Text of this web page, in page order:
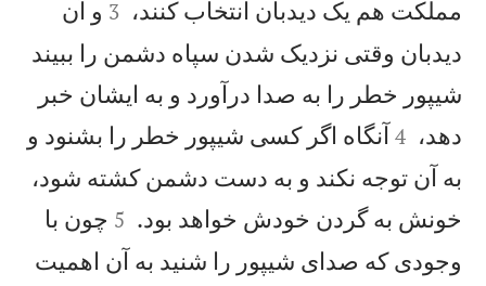
مملكت هم يک دیدبان انتخاب كنند، 

3 و آن
دیدبان وقتی نزديک شدن سپاه دشمن را ببيند
شيپور خطر را به صدا درآورد و به ايشان خبر
دهد، 

4 آنگاه اگر كسی شيپور خطر را بشنود و
به آن توجه نكند و به دست دشمن كشته شود،
خونش به گردن خودش خواهد بود. 

5 چون با
وجودی كه صدای شيپور را شنيد به آن اهميت